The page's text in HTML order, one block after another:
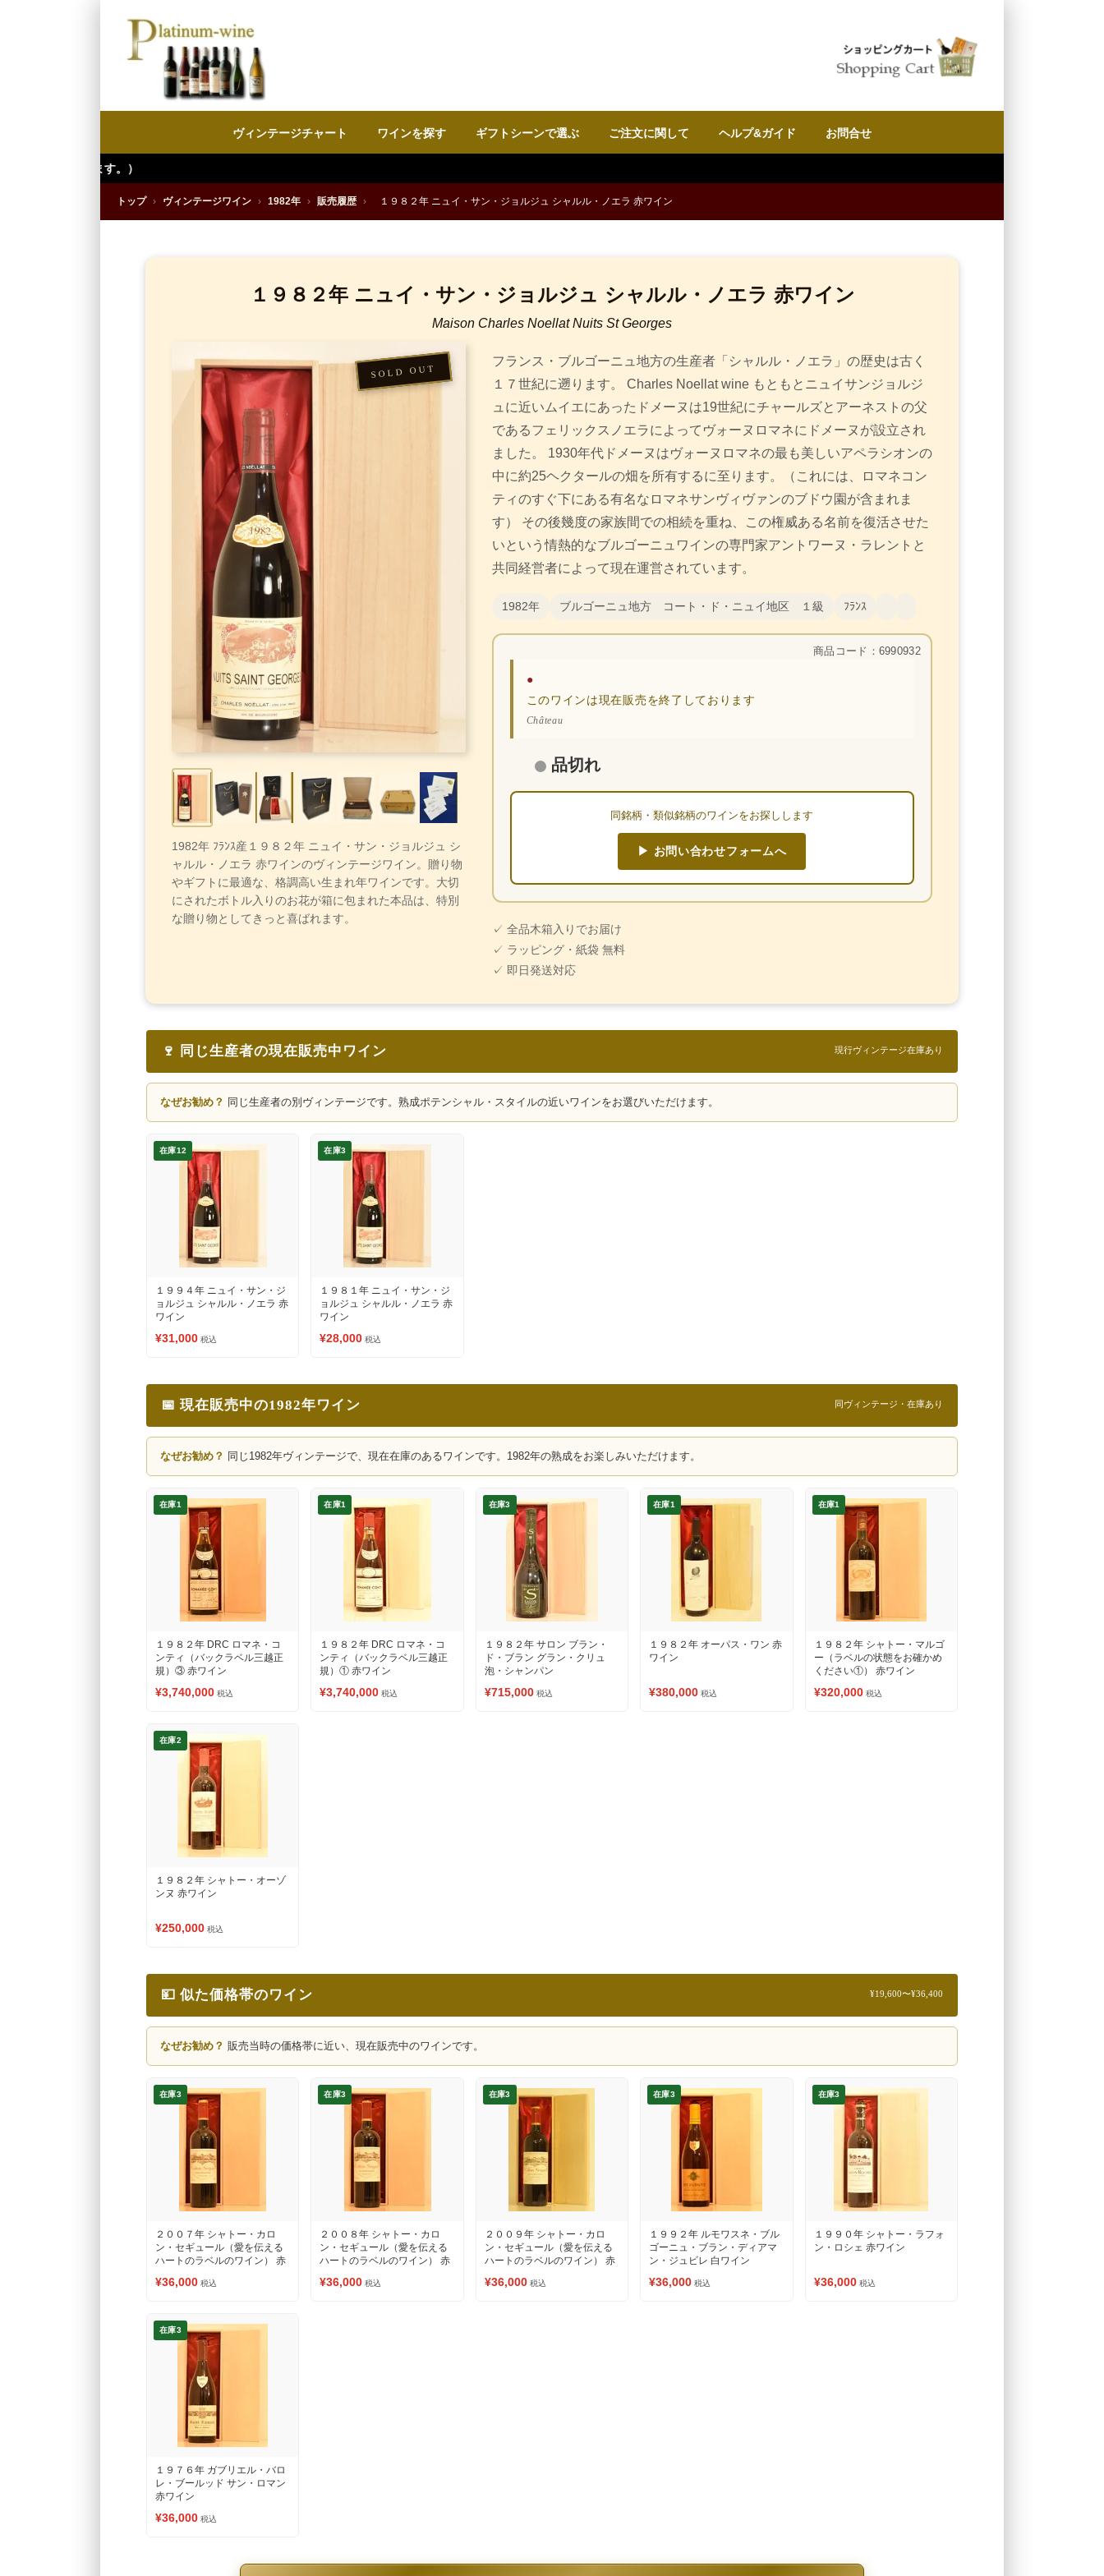
ヴィンテージチャート ワインを探す ギフトシーンで選ぶ ご注文に関して ヘルプ&ガイド お問合せ
トップ › ヴィンテージワイン › 1982年 › 販売履歴 › １９８２年 ニュイ・サン・ジョルジュ シャルル・ノエラ 赤ワイン
１９８２年 ニュイ・サン・ジョルジュ シャルル・ノエラ 赤ワイン
Maison Charles Noellat Nuits St Georges
1982年 ﾌﾗﾝｽ産１９８２年 ニュイ・サン・ジョルジュ シ
ャルル・ノエラ 赤ワインのヴィンテージワイン。贈り物
やギフトに最適な、格調高い生まれ年ワインです。大切
にされたボトル入りのお花が箱に包まれた本品は、特別
な贈り物としてきっと喜ばれます。
フランス・ブルゴーニュ地方の生産者「シャルル・ノエラ」の歴史は古く
１７世紀に遡ります。 Charles Noellat wine もともとニュイサンジョルジ
ュに近いムイエにあったドメーヌは19世紀にチャールズとアーネストの父
であるフェリックスノエラによってヴォーヌロマネにドメーヌが設立され
ました。 1930年代ドメーヌはヴォーヌロマネの最も美しいアペラシオンの
中に約25ヘクタールの畑を所有するに至ります。（これには、ロマネコン
ティのすぐ下にある有名なロマネサンヴィヴァンのブドウ園が含まれま
す） その後幾度の家族間での相続を重ね、この権威ある名前を復活させた
いという情熱的なブルゴーニュワインの専門家アントワーヌ・ラレントと
共同経営者によって現在運営されています。
1982年 ブルゴーニュ地方 コート・ド・ニュイ地区 １級 ﾌﾗﾝｽ
商品コード：6990932
●
このワインは現在販売を終了しております
Château
品切れ
同銘柄・類似銘柄のワインをお探しします
▶ お問い合わせフォームへ
✓ 全品木箱入りでお届け
✓ ラッピング・紙袋 無料
✓ 即日発送対応
🍷 同じ生産者の現在販売中ワイン 現行ヴィンテージ在庫あり
なぜお勧め？ 同じ生産者の別ヴィンテージです。熟成ポテンシャル・スタイルの近いワインをお選びいただけます。
在庫12
１９９４年 ニュイ・サン・ジ
ョルジュ シャルル・ノエラ 赤
ワイン
¥31,000 税込
在庫3
１９８１年 ニュイ・サン・ジ
ョルジュ シャルル・ノエラ 赤
ワイン
¥28,000 税込
📅 現在販売中の1982年ワイン 同ヴィンテージ・在庫あり
なぜお勧め？ 同じ1982年ヴィンテージで、現在在庫のあるワインです。1982年の熟成をお楽しみいただけます。
在庫1
１９８２年 DRC ロマネ・コ
ンティ（バックラベル三越正
規）③ 赤ワイン
¥3,740,000 税込
在庫1
１９８２年 DRC ロマネ・コ
ンティ（バックラベル三越正
規）① 赤ワイン
¥3,740,000 税込
在庫3
１９８２年 サロン ブラン・
ド・ブラン グラン・クリュ
泡・シャンパン
¥715,000 税込
在庫1
１９８２年 オーパス・ワン 赤
ワイン
¥380,000 税込
在庫1
１９８２年 シャトー・マルゴ
ー（ラベルの状態をお確かめ
ください①） 赤ワイン
¥320,000 税込
在庫2
１９８２年 シャトー・オーゾ
ンヌ 赤ワイン
¥250,000 税込
💴 似た価格帯のワイン ¥19,600〜¥36,400
なぜお勧め？ 販売当時の価格帯に近い、現在販売中のワインです。
在庫3
２００７年 シャトー・カロ
ン・セギュール（愛を伝える
ハートのラベルのワイン） 赤
¥36,000 税込
在庫3
２００８年 シャトー・カロ
ン・セギュール（愛を伝える
ハートのラベルのワイン） 赤
¥36,000 税込
在庫3
２００９年 シャトー・カロ
ン・セギュール（愛を伝える
ハートのラベルのワイン） 赤
¥36,000 税込
在庫3
１９９２年 ルモワスネ・ブル
ゴーニュ・ブラン・ディアマ
ン・ジュビレ 白ワイン
¥36,000 税込
在庫3
１９９０年 シャトー・ラフォ
ン・ロシェ 赤ワイン
¥36,000 税込
在庫3
１９７６年 ガブリエル・バロ
レ・ブールッド サン・ロマン
赤ワイン
¥36,000 税込